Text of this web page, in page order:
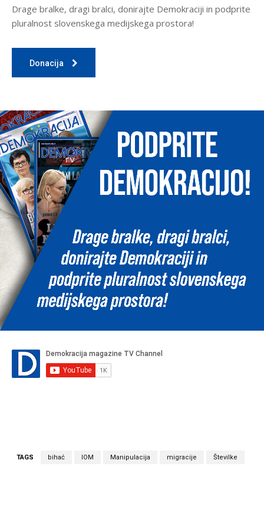
Drage bralke, dragi bralci, donirajte Demokraciji in podprite
pluralnost slovenskega medijskega prostora!
Donacija
TAGS bihać IOM Manipulacija migracije Številke